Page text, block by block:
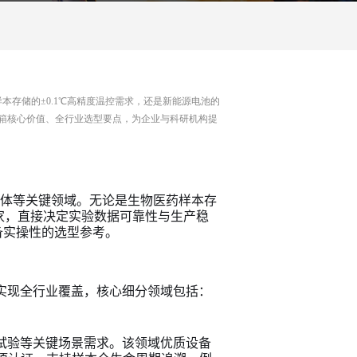
存储的±0.1℃高精度温控需求，还是新能源电池的
心价值、全行业选型要点，为企业与科研机构提
等关键领域。无论是生物医药样本存
直接决定实验数据可靠性与生产稳
操性的选型参考。
全行业覆盖，核心细分领域包括：